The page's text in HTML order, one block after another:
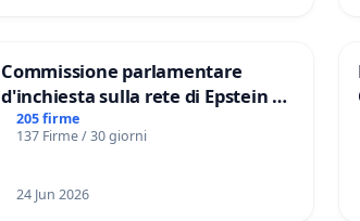
Commissione parlamentare
d'inchiesta sulla rete di Epstein e
del Mossad: verità sugli Epstein
Files
205 firme
137 Firme / 30 giorni
24 Jun 2026